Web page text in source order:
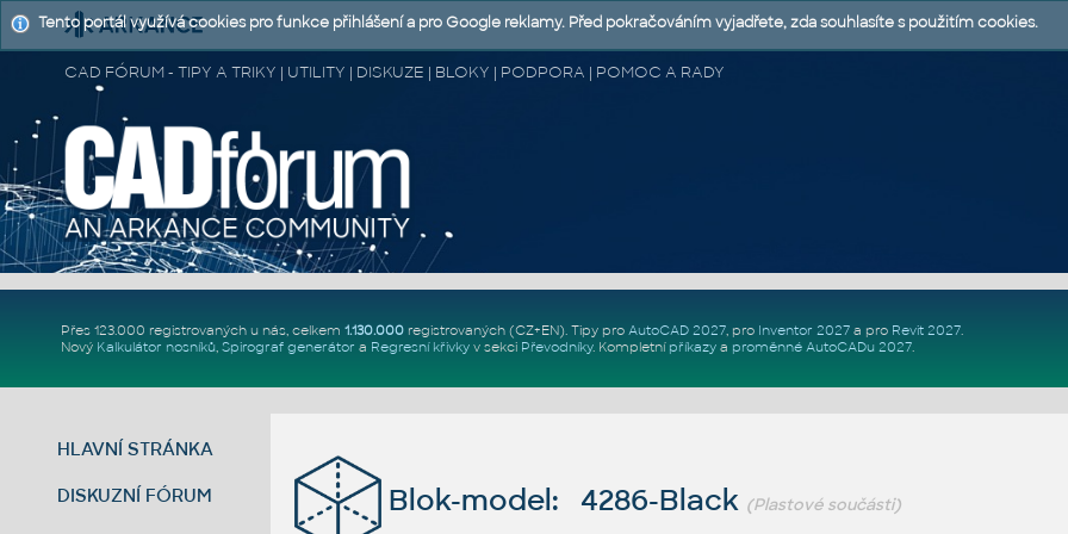
CAD FÓRUM - TIPY A TRIKY | UTILITY | DISKUZE | BLOKY | PODPORA | POMOC A RADY
Přes 123.000 registrovaných u nás, celkem 1.130.000registrovaných (CZ+EN). Tipy pro AutoCAD 2027, pro Inventor 2027a pro Revit 2027.
Nový Kalkulátor nosníků, Spirograf generátor a Regresní křivkyv sekci Převodníky. Kompletní příkazya proměnné AutoCADu 2027.
HLAVNÍ STRÁNKA
DISKUZNÍ FÓRUM Blok-model: 4286-Black (Plastové součásti)
Tento portál využívá cookies pro funkce přihlášení a pro Google reklamy. Před pokračováním vyjadřete, zda souhlasíte s použitím cookies.